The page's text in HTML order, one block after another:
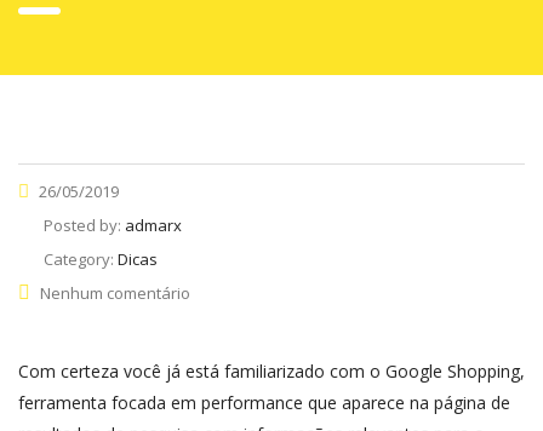
26/05/2019
Posted by: admarx
Category: Dicas
Nenhum comentário
Com certeza você já está familiarizado com o Google Shopping,
ferramenta focada em performance que aparece na página de